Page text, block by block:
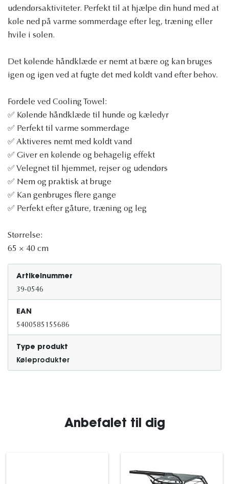
udendørsaktiviteter. Perfekt til at hjælpe din hund med at
køle ned på varme sommerdage efter leg, træning eller
hvile i solen.
Det kølende håndklæde er nemt at bære og kan bruges
igen og igen ved at fugte det med koldt vand efter behov.
Fordele ved Cooling Towel:
✅ Kølende håndklæde til hunde og kæledyr
✅ Perfekt til varme sommerdage
✅ Aktiveres nemt med koldt vand
✅ Giver en kølende og behagelig effekt
✅ Velegnet til hjemmet, rejser og udendørs
✅ Nem og praktisk at bruge
✅ Kan genbruges flere gange
✅ Perfekt efter gåture, træning og leg
Størrelse:
65 × 40 cm
Artikelnummer
39-0546
EAN
5400585155686
Type produkt
Køleprodukter
Anbefalet til dig